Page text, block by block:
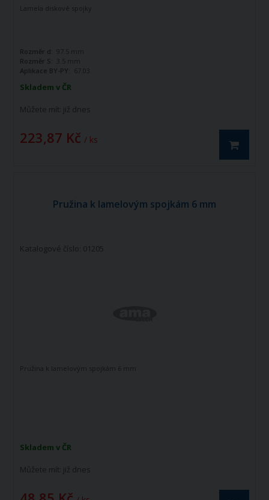
Skladem v ČR
Můžete mít: již dnes
223,87 Kč / ks
Lamela diskové spojky
Rozměr d:
97.5 mm
Rozměr S:
3.5 mm
Aplikace BY-PY: 67.03
Pružina k lamelovým spojkám 6 mm
Katalogové číslo: 01205
Skladem v ČR
Můžete mít: již dnes
Pružina k lamelovým spojkám 6 mm